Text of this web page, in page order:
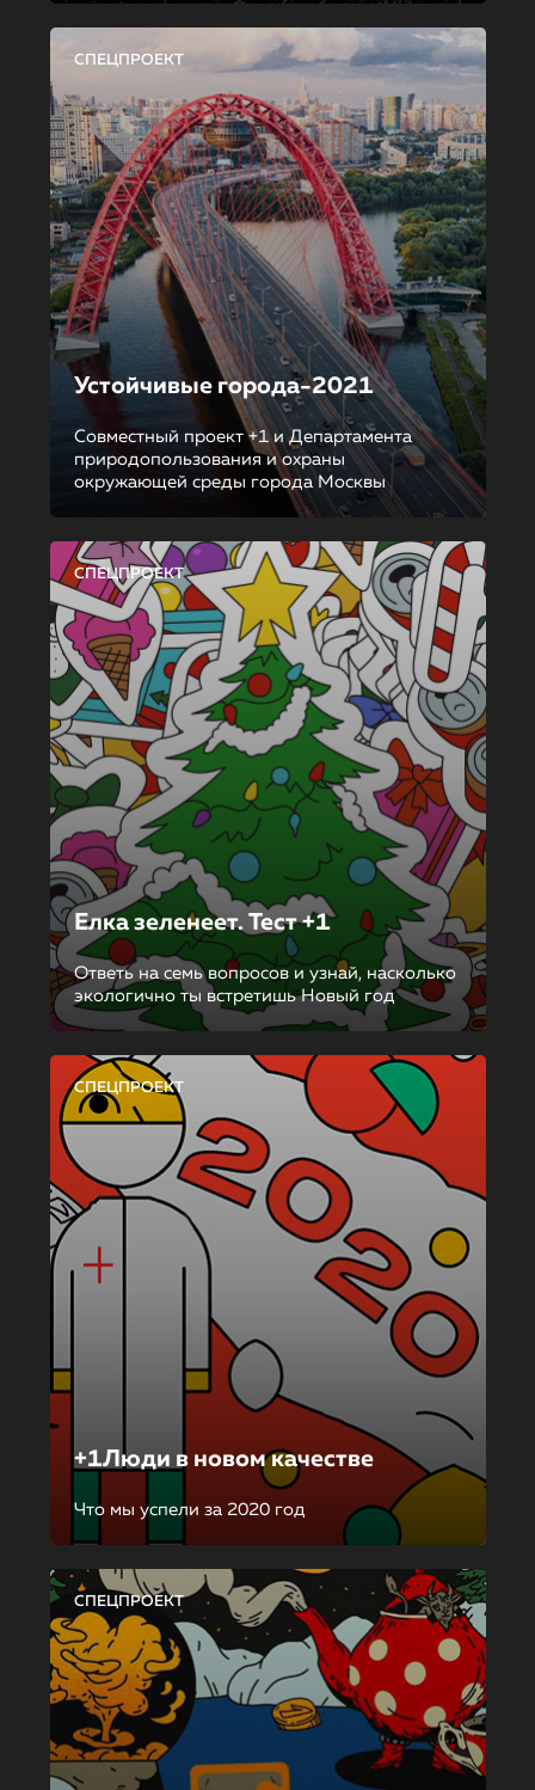
СПЕЦПРОЕКТ
Устойчивые города-2021
Совместный проект +1 и Департамента
природопользования и охраны
окружающей среды города Москвы
СПЕЦПРОЕКТ
Елка зеленеет. Тест +1
Ответь на семь вопросов и узнай, насколько
экологично ты встретишь Новый год
СПЕЦПРОЕКТ
+1Люди в новом качестве
Что мы успели за 2020 год
СПЕЦПРОЕКТ